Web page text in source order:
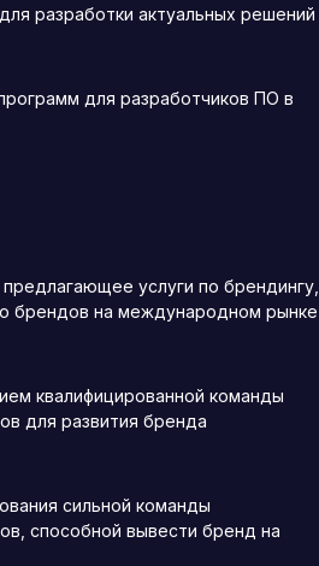
разработки актуальных решений
для разработчиков ПО в
услуги по брендингу,
брендов на международном рынке
квалифицированной команды
для развития бренда
сильной команды
способной вывести бренд на